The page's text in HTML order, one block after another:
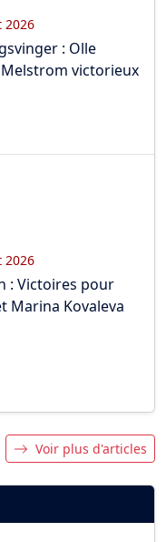
2026
: Olle
victorieux
2026
: Victoires pour
Marina Kovaleva
Voir plus d'articles